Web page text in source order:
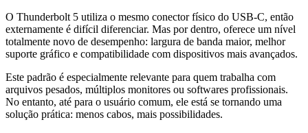
O Thunderbolt 5 utiliza o mesmo conector físico do USB-C, então
externamente é difícil diferenciar. Mas por dentro, oferece um nível
totalmente novo de desempenho: largura de banda maior, melhor
suporte gráfico e compatibilidade com dispositivos mais avançados.
Este padrão é especialmente relevante para quem trabalha com
arquivos pesados, múltiplos monitores ou softwares profissionais.
No entanto, até para o usuário comum, ele está se tornando uma
solução prática: menos cabos, mais possibilidades.